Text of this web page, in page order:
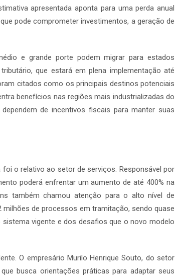
apresentada aponta para uma perda anual
pode comprometer investimentos, a geração de
e grande porte podem migrar para estados
que estará em plena implementação até
citados como os principais destinos potenciais
benefícios nas regiões mais industrializadas do
de incentivos fiscais para manter suas
o relativo ao setor de serviços. Responsável por
poderá enfrentar um aumento de até 400% na
também chamou atenção para o alto nível de
de processos em tramitação, sendo quase
vigente e dos desafios que o novo modelo
O empresário Murilo Henrique Souto, do setor
busca orientações práticas para adaptar seus